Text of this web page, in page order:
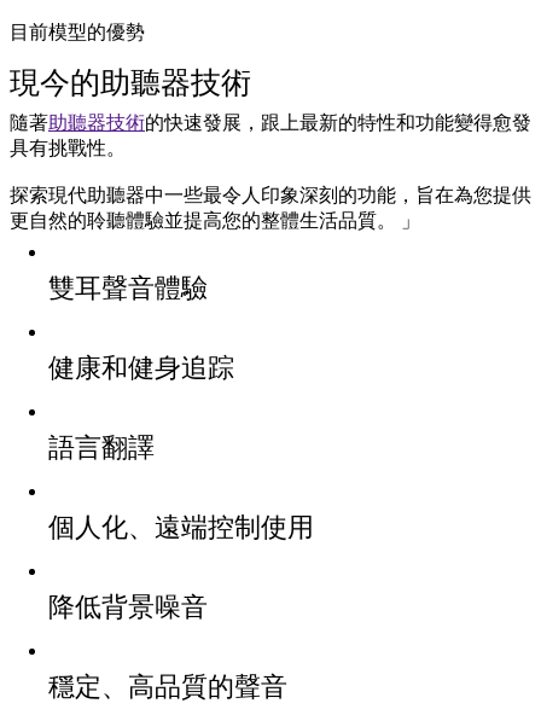
目前模型的優勢
現今的助聽器技術
隨著助聽器技術的快速發展，跟上最新的特性和功能變得愈發
具有挑戰性。
探索現代助聽器中一些最令人印象深刻的功能，旨在為您提供
更自然的聆聽體驗並提高您的整體生活品質。 」
雙耳聲音體驗
健康和健身追踪
語言翻譯
個人化、遠端控制使用
降低背景噪音
穩定、高品質的聲音